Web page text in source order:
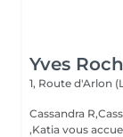
Yves
1, Route d'Arlon
Cassandra
,Katia vous